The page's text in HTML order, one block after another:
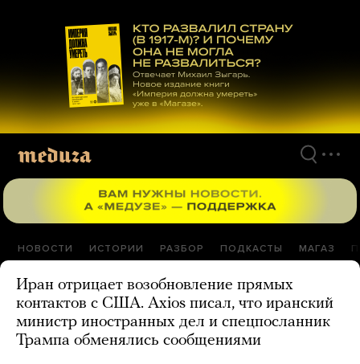
материалам
НОВОСТИ ИСТОРИИ РАЗБОР ПОДКАСТЫ МАГАЗ
Иран отрицает возобновление прямых
контактов с США. Axios писал, что иранский
министр иностранных дел и спецпосланник
Трампа обменялись сообщениями